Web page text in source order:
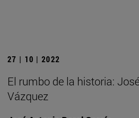
27 | 10 | 2022
El rumbo de la historia:
Vázquez